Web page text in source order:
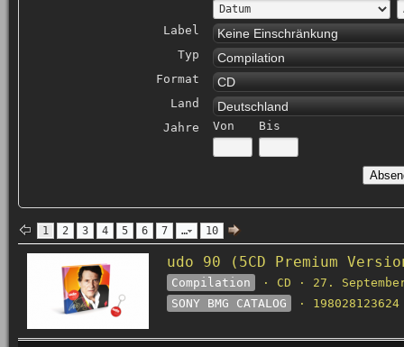
Label Keine Einschränkung
Typ Compilation
Format CD
Land Deutschland
Jahre Von Bis
1 2 3 4 5 6 7 … 10
udo 90 (5CD Premium
Compilation
· CD · 27.
SONY BMG CATALOG
· 198028123624